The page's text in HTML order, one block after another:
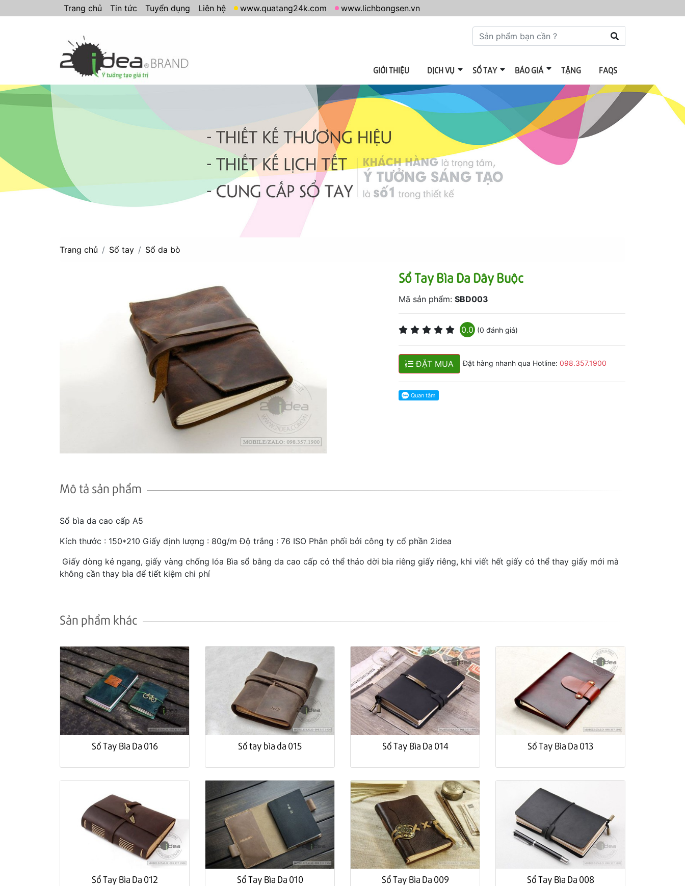
Trang chủ Tin tức Tuyển dụng Liên hệ www.quatang24k.com www.lichbongsen.vn
GIỚI THIỆU DỊCH VỤ SỔ TAY BÁO GIÁ TẶNG FAQS
Trang chủ Sổ tay Sổ da bò
Sổ Tay Bìa Da Dây Buộc
Mã sản phẩm: SBD003
0.0 (0 đánh giá)
ĐẶT MUA Đặt hàng nhanh qua Hotline: 098.357.1900
Mô tả sản phẩm
Sổ bìa da cao cấp A5
Kích thước : 150*210 Giấy định lượng : 80g/m Độ trắng : 76 ISO Phân phối bởi công ty cổ phần 2idea
Giấy dòng kẻ ngang, giấy vàng chống lóa Bìa sổ bằng da cao cấp có thể tháo dời bìa riêng giấy riêng, khi viết hết giấy có thể thay giấy mới mà
không cần thay bìa để tiết kiệm chi phí
Sản phẩm khác
Sổ Tay Bìa Da 016 Sổ tay bìa da 015 Sổ Tay Bìa Da 014 Sổ Tay Bìa Da 013
Sổ Tay Bìa Da 012 Sổ Tay Bìa Da 010 Sổ Tay Bìa Da 009 Sổ Tay Bìa Da 008